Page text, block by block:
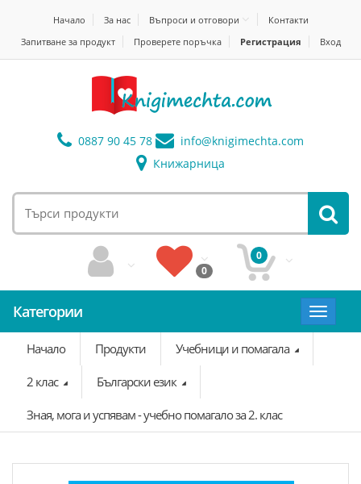
Начало За нас Въпроси и отговори
Контакти
Запитване за продукт
Проверете поръчка Регистрация Вход
0887 90 45 78 info@knigimechta.com
Книжарница
0
0
Категории
Toggle
Начало
Продукти Учебници и помагала
2 клас Български език
Зная, мога и успявам - учебно помагало за 2. клас